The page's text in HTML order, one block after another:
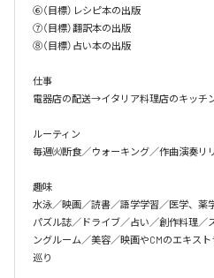
⑥（目標）レシピ本の出版
⑦（目標）翻訳本の出版
⑧（目標）占い本の出版
仕事
電器店の配送→イタリア料理店のキッ
ルーティン
毎週㈫断食／ウォーキング／作曲演奏リ
趣味
水泳／映画／読書／語学学習／医学、薬
パズル誌／ドライブ／占い／創作料理／
ングルーム／美容／映画やCMのエキス
巡り